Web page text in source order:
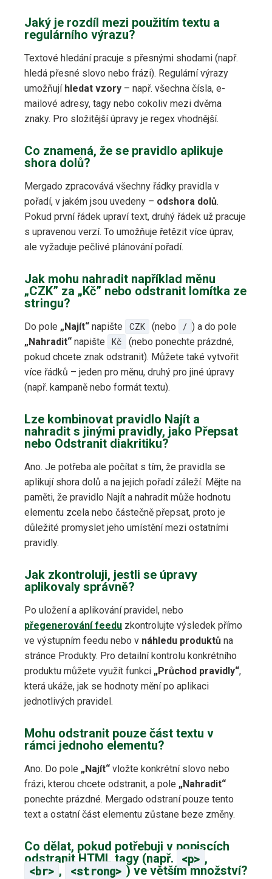
Jaký je rozdíl mezi použitím textu a
regulárního výrazu?
Textové hledání pracuje s přesnými shodami (např.
hledá přesné slovo nebo frázi). Regulární výrazy
umožňují hledat vzory – např. všechna čísla, e-
mailové adresy, tagy nebo cokoliv mezi dvěma
znaky. Pro složitější úpravy je regex vhodnější.
Co znamená, že se pravidlo aplikuje
shora dolů?
Mergado zpracovává všechny řádky pravidla v
pořadí, v jakém jsou uvedeny – odshora dolů.
Pokud první řádek upraví text, druhý řádek už pracuje
s upravenou verzí. To umožňuje řetězit více úprav,
ale vyžaduje pečlivé plánování pořadí.
Jak mohu nahradit například měnu
„CZK” za „Kč” nebo odstranit lomítka ze
stringu?
Do pole „Najít“ napište CZK (nebo / ) a do pole
„Nahradit“ napište Kč
(nebo ponechte prázdné,
pokud chcete znak odstranit). Můžete také vytvořit
více řádků – jeden pro měnu, druhý pro jiné úpravy
(např. kampaně nebo formát textu).
Lze kombinovat pravidlo Najít a
nahradit s jinými pravidly, jako Přepsat
nebo Odstranit diakritiku?
Ano. Je potřeba ale počítat s tím, že pravidla se
aplikují shora dolů a na jejich pořadí záleží. Mějte na
paměti, že pravidlo Najít a nahradit může hodnotu
elementu zcela nebo částečně přepsat, proto je
důležité promyslet jeho umístění mezi ostatními
pravidly.
Jak zkontroluji, jestli se úpravy
aplikovaly správně?
Po uložení a aplikování pravidel, nebo
přegenerování feedu zkontrolujte výsledek přímo
ve výstupním feedu nebo v náhledu produktů na
stránce Produkty. Pro detailní kontrolu konkrétního
produktu můžete využít funkci „Průchod pravidly“,
která ukáže, jak se hodnoty mění po aplikaci
jednotlivých pravidel.
Mohu odstranit pouze část textu v
rámci jednoho elementu?
Ano. Do pole „Najít“ vložte konkrétní slovo nebo
frázi, kterou chcete odstranit, a pole „Nahradit“
ponechte prázdné. Mergado odstraní pouze tento
text a ostatní část elementu zůstane beze změny.
Co dělat, pokud potřebuji v popiscích
odstranit HTML tagy (např.
<p> ,
<br> , <strong> ) ve větším množství?